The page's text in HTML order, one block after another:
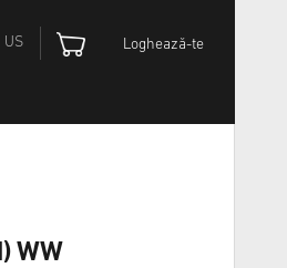
US Loghează-te
WW